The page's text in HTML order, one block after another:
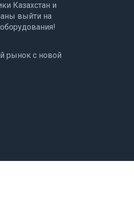
Казахстан и
выйти на
рынок с новой